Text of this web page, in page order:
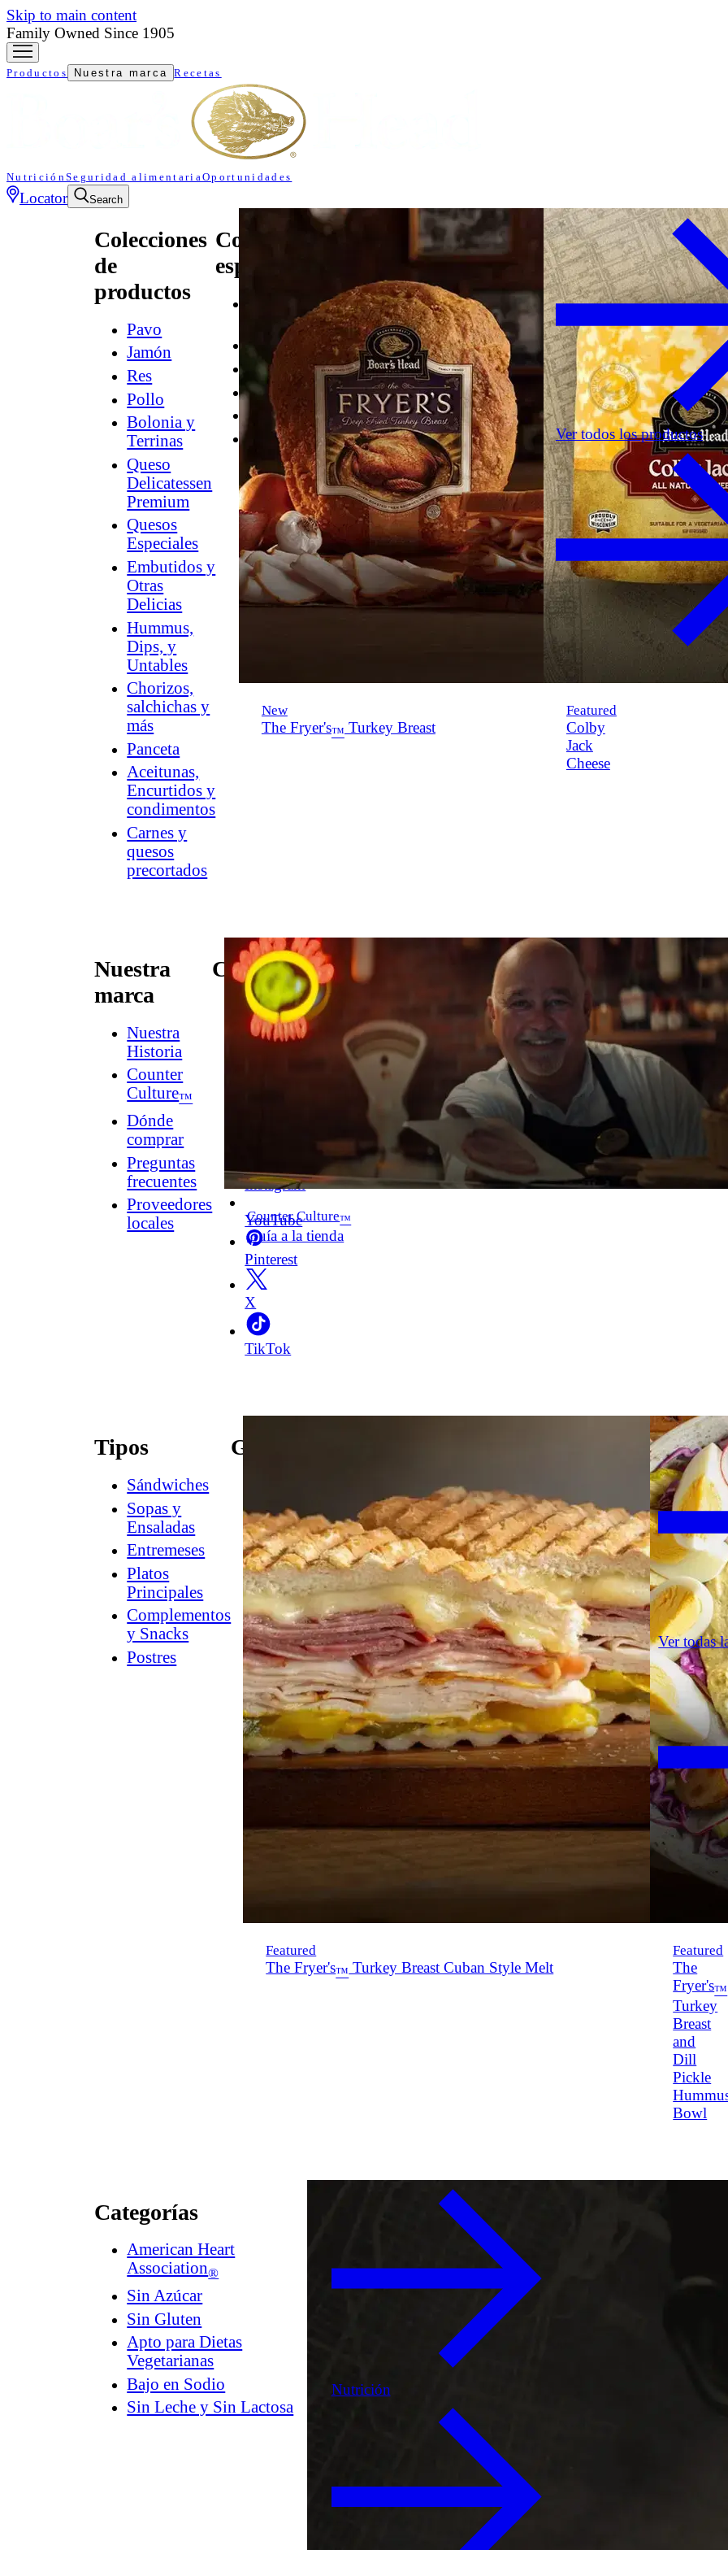
Skip to main content
Family Owned Since 1905
Productos Nuestra marca Recetas
NutriciónSeguridad alimentariaOportunidades
Locator Search
Colecciones
de
productos
Pavo
Jamón
Res
Pollo
Bolonia y
Terrinas
Queso
Delicatessen
Premium
Quesos
Especiales
Embutidos y
Otras
Delicias
Hummus,
Dips, y
Untables
Chorizos,
salchichas y
más
Panceta
Aceitunas,
Encurtidos y
condimentos
Carnes y
quesos
precortados
Colecciones
especializadas
Natural*
Audacia
Desayuno
Parrilla
Hummus
Snacks
New
The Fryer's™ Turkey Breast
Featured
Colby
Jack
Cheese
Ver todos los productos
Nuestra
marca
Nuestra
Historia
Counter
Culture™
Dónde
comprar
Preguntas
frecuentes
Proveedores
locales
Conectar
Contacto
Newsletter
Instagram
YouTube
Pinterest
X
TikTok
Counter Culture™
Guía a la tienda
Tipos
Sándwiches
Sopas y
Ensaladas
Entremeses
Platos
Principales
Complementos
y Snacks
Postres
Guías
Charcuterie®
Counter
Culture™
Guía
a
la
tienda
Featured
The Fryer's™ Turkey Breast Cuban Style Melt
Featured
The
Fryer's™
Turkey
Breast
and
Dill
Pickle
Bowl
Ver todas
Categorías
American Heart
Association®
Sin Azúcar
Sin Gluten
Apto para Dietas
Vegetarianas
Bajo en Sodio
Sin Leche y Sin Lactosa
Nutrición